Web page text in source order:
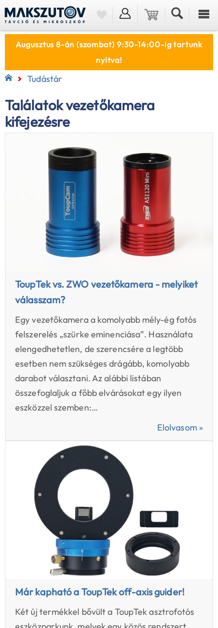
Augusztus 8-án (szombat) 9:30-14:00-ig tartunk
nyitva!
Tudástár
Találatok vezetőkamera
kifejezésre
ToupTek vs. ZWO vezetőkamera - melyiket
válasszam?
Egy vezetőkamera a komolyabb mély-ég fotós
felszerelés „szürke eminenciása”. Használata
elengedhetetlen, de szerencsére a legtöbb
esetben nem szükséges drágább, komolyabb
darabot választani. Az alábbi listában
összefoglaljuk a főbb elvárásokat egy ilyen
eszközzel szemben:…
Elolvasom »
Már kapható a ToupTek off-axis guider!
Két új termékkel bővült a ToupTek asztrofotós